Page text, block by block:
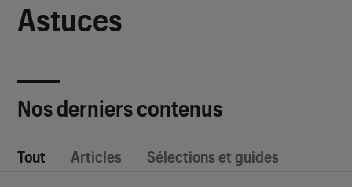
Astuces
Nos derniers contenus
Tout Articles Sélections et guides